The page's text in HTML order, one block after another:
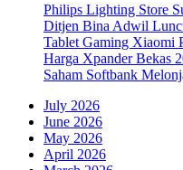
Philips Lighting Store
Ditjen Bina Adwil
Tablet Gaming Xiaomi
Harga Xpander Bekas
Saham Softbank
July 2026
June 2026
May 2026
April 2026